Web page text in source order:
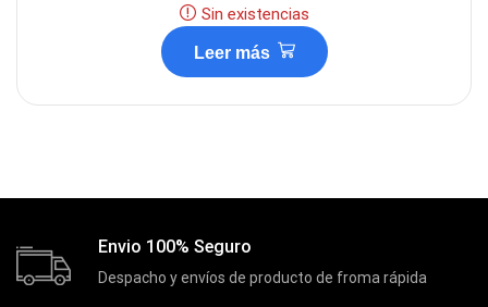
Sin existencias
Leer más
Envio 100% Seguro
Despacho y envíos de producto de froma rápida